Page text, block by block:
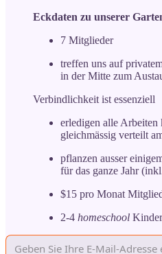
Eckdaten zu unserer
7 Mitglieder
treffen uns auf
in der Mitte zum
Verbindlichkeit ist essenziell
erledigen alle
gleichmässig verteilt
pflanzen ausser
für das ganze Jahr
$15 pro Monat
2-4 homeschool